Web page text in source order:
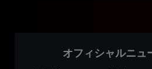
オフィシャルニュ